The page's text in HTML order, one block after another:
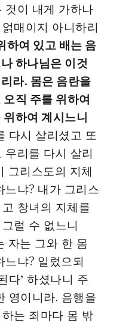
것이 내게 가하나
매이지 아니하리
하여 있고 배는 음
하나님은 이것
라. 몸은 음란을
직 주를 위하여
하여 계시느니
다시 살리셨고 또
리를 다시 살리
그리스도의 지체
느냐? 내가 그리스
창녀의 지체를
럴 수 없느니
자는 그와 한 몸
느냐? 일렀으되
다’ 하셨나니 주
영이니라. 음행을
는 죄마다 몸 밖